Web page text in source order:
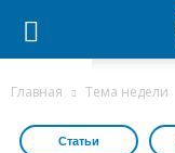
Главная Тема недели
Статьи